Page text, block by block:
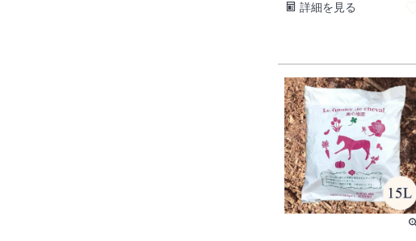
詳細を見る